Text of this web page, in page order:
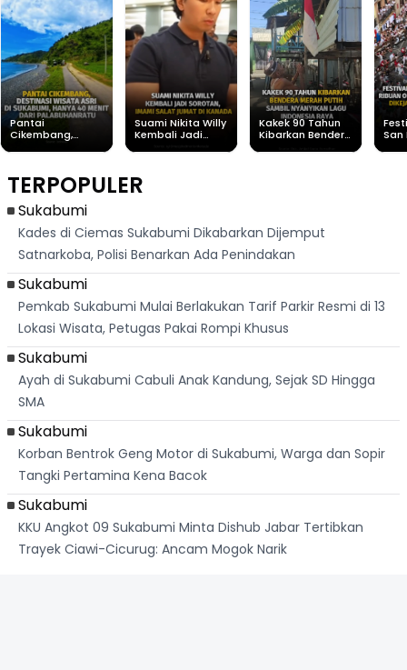
Pantai
Cikembang,
Dari
Palabuhanratu
Suami Nikita Willy
Kembali Jadi
Kakek 90 Tahun
Kibarkan Bendera
San
TERPOPULER
Sukabumi
Kades di Ciemas Sukabumi Dikabarkan Dijemput
Satnarkoba, Polisi Benarkan Ada Penindakan
Sukabumi
Pemkab Sukabumi Mulai Berlakukan Tarif Parkir Resmi di 13
Lokasi Wisata, Petugas Pakai Rompi Khusus
Sukabumi
Ayah di Sukabumi Cabuli Anak Kandung, Sejak SD Hingga
SMA
Sukabumi
Korban Bentrok Geng Motor di Sukabumi, Warga dan Sopir
Tangki Pertamina Kena Bacok
Sukabumi
KKU Angkot 09 Sukabumi Minta Dishub Jabar Tertibkan
Trayek Ciawi-Cicurug: Ancam Mogok Narik